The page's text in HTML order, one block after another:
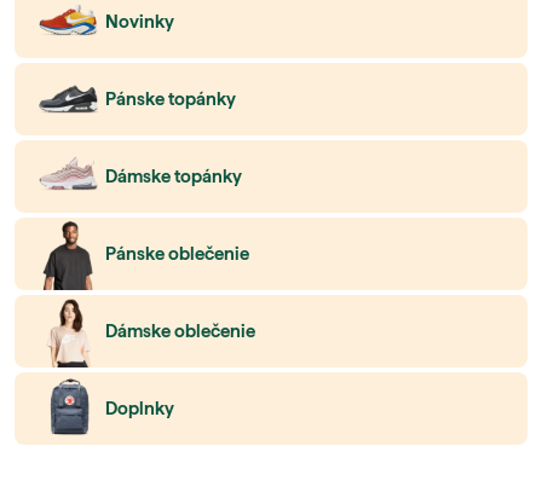
Novinky
Pánske topánky
Dámske topánky
Pánske oblečenie
Dámske oblečenie
Doplnky